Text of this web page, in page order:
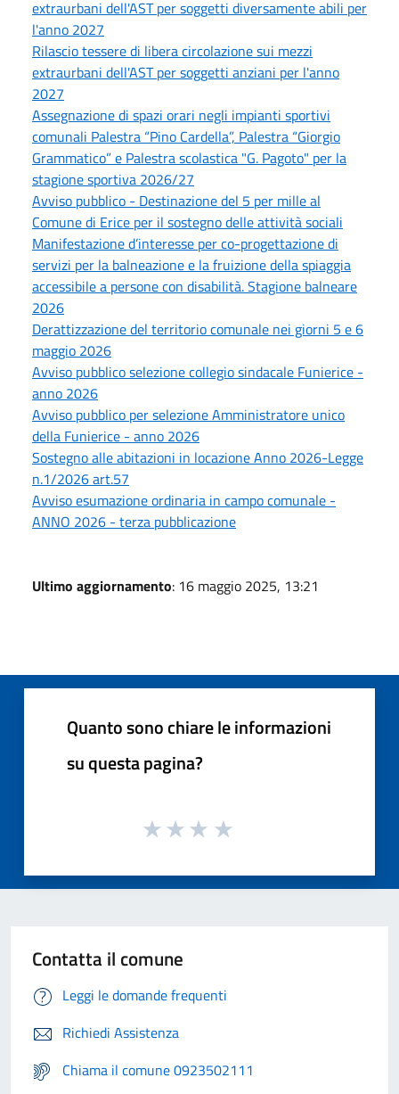
extraurbani dell'AST per soggetti diversamente abili per
l'anno 2027
Rilascio tessere di libera circolazione sui mezzi
extraurbani dell'AST per soggetti anziani per l'anno
2027
Assegnazione di spazi orari negli impianti sportivi
comunali Palestra “Pino Cardella”, Palestra “Giorgio
Grammatico” e Palestra scolastica "G. Pagoto" per la
stagione sportiva 2026/27
Avviso pubblico - Destinazione del 5 per mille al
Comune di Erice per il sostegno delle attività sociali
Manifestazione d’interesse per co-progettazione di
servizi per la balneazione e la fruizione della spiaggia
accessibile a persone con disabilità. Stagione balneare
2026
Derattizzazione del territorio comunale nei giorni 5 e 6
maggio 2026
Avviso pubblico selezione collegio sindacale Funierice -
anno 2026
Avviso pubblico per selezione Amministratore unico
della Funierice - anno 2026
Sostegno alle abitazioni in locazione Anno 2026-Legge
n.1/2026 art.57
Avviso esumazione ordinaria in campo comunale -
ANNO 2026 - terza pubblicazione
Ultimo aggiornamento: 16 maggio 2025, 13:21
Quanto sono chiare le informazioni
su questa pagina?
Contatta il comune
Leggi le domande frequenti
Richiedi Assistenza
Chiama il comune 0923502111